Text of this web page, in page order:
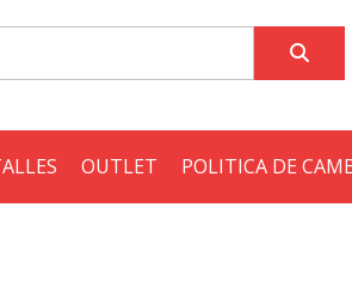
OUTLET POLITICA DE